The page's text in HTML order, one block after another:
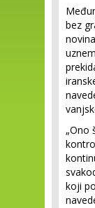
bez
„Ono
koji